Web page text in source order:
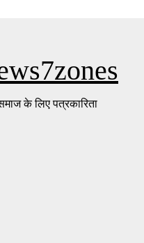
के लिए पत्रकारिता